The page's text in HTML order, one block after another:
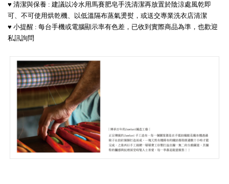
♥ 清潔與保養 : 建議以冷水用馬賽肥皂手洗清潔再放置於陰涼處風乾即
可、不可使用烘乾機、以低溫隔布蒸氣燙熨 ，或送交專業洗衣店清潔
♥ 小提醒 : 每台手機或電腦顯示率有色差，已收到實際商品為準，也歡迎
私訊詢問